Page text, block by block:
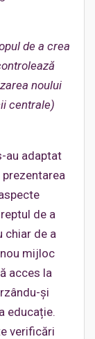
de a crea
noului
centrale)
au adaptat
de a
chiar de a
mijloc
acces la
și
educație.
verificări